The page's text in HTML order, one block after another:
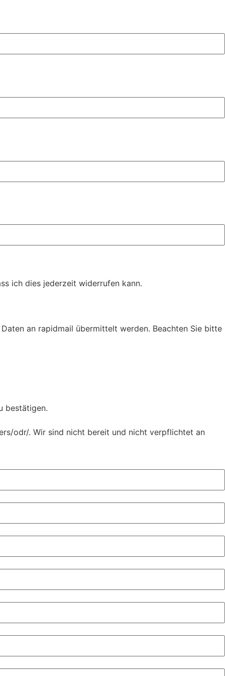
ich dies jederzeit widerrufen kann.
an rapidmail übermittelt werden. Beachten Sie bitte
bestätigen.
odr/. Wir sind nicht bereit und nicht verpflichtet an